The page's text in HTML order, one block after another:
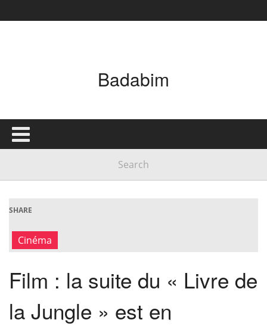
Badabim
SHARE
Cinéma
Film : la suite du « Livre de
la Jungle » est en